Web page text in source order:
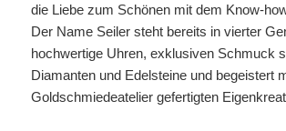
die Liebe zum Schönen mit dem Know-
Der Name Seiler steht bereits in vierter
hochwertige Uhren, exklusiven Schmuck
Diamanten und Edelsteine und begeistert
Goldschmiedeatelier gefertigten